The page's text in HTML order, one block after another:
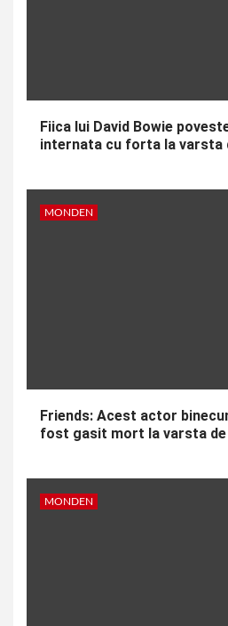
Fiica lui David Bowie
internata cu forta la varsta
MONDEN
Friends: Acest actor
fost gasit mort la varsta de
MONDEN